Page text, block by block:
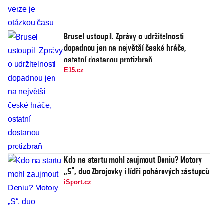
Brusel ustoupil. Zprávy o udržitelnosti
dopadnou jen na největší české hráče,
ostatní dostanou protizbraň
E15.cz
Kdo na startu mohl zaujmout Deniu? Motory
„S“, duo Zbrojovky i lídři pohárových zástupců
iSport.cz